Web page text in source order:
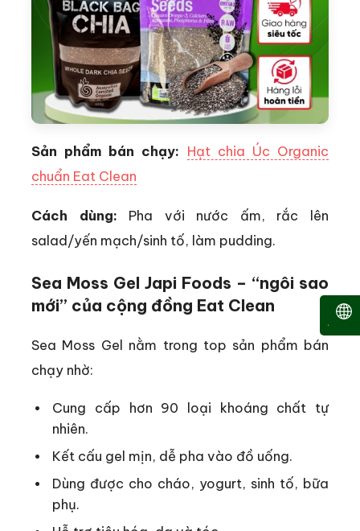
Sản phẩm bán chạy: Hạt chia Úc Organic
chuẩn Eat Clean
Cách dùng: Pha với nước ấm, rắc lên
salad/yến mạch/sinh tố, làm pudding.
Sea Moss Gel Japi Foods – “ngôi sao
mới” của cộng đồng Eat Clean
Sea Moss Gel nằm trong top sản phẩm bán
chạy nhờ:
Cung cấp hơn 90 loại khoáng chất tự
nhiên.
Kết cấu gel mịn, dễ pha vào đồ uống.
Dùng được cho cháo, yogurt, sinh tố, bữa
phụ.